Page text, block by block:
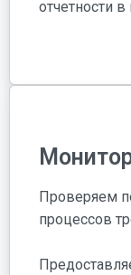
отчетности
Проверяем
процессов